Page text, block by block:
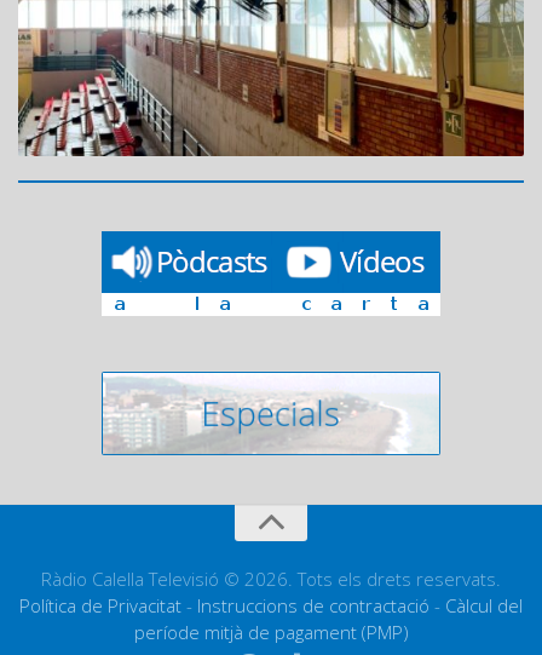
Ràdio Calella Televisió © 2026. Tots els drets reservats.
Política de Privacitat - Instruccions de contractació - Càlcul del
període mitjà de pagament (PMP)